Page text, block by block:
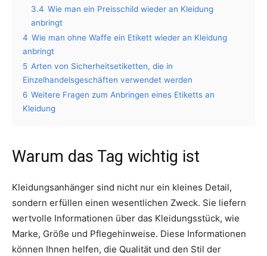
3.4 Wie man ein Preisschild wieder an Kleidung
anbringt
4 Wie man ohne Waffe ein Etikett wieder an Kleidung
anbringt
5 Arten von Sicherheitsetiketten, die in
Einzelhandelsgeschäften verwendet werden
6 Weitere Fragen zum Anbringen eines Etiketts an
Kleidung
Warum das Tag wichtig ist
Kleidungsanhänger sind nicht nur ein kleines Detail,
sondern erfüllen einen wesentlichen Zweck. Sie liefern
wertvolle Informationen über das Kleidungsstück, wie
Marke, Größe und Pflegehinweise. Diese Informationen
können Ihnen helfen, die Qualität und den Stil der